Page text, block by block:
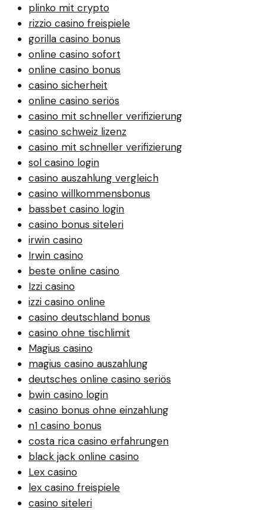
plinko mit crypto
rizzio casino freispiele
gorilla casino bonus
online casino sofort
online casino bonus
casino sicherheit
online casino seriös
casino mit schneller verifizierung
casino schweiz lizenz
casino mit schneller verifizierung
sol casino login
casino auszahlung vergleich
casino willkommensbonus
bassbet casino login
casino bonus siteleri
irwin casino
Irwin casino
beste online casino
Izzi casino
izzi casino online
casino deutschland bonus
casino ohne tischlimit
Magius casino
magius casino auszahlung
deutsches online casino seriös
bwin casino login
casino bonus ohne einzahlung
n1 casino bonus
costa rica casino erfahrungen
black jack online casino
Lex casino
lex casino freispiele
casino siteleri